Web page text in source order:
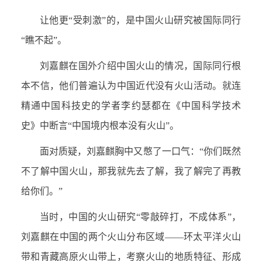
让他更“受刺激”的，是中国火山研究被国际同行
“瞧不起”。
刘嘉麒在国外介绍中国火山的情况，国际同行根
本不信，他们普遍认为中国近代没有火山活动。就连
精通中国科技史的学者李约瑟都在《中国科学技术
史》中断言“中国境内根本没有火山”。
面对质疑，刘嘉麒胸中又憋了一口气：“你们既然
不了解中国火山，那我就先去了解，我了解完了再教
给你们。”
当时，中国的火山研究“零敲碎打，不成体系”，
刘嘉麒在中国的两个火山分布区域——环太平洋火山
带和青藏高原火山带上，考察火山的地质特征、形成